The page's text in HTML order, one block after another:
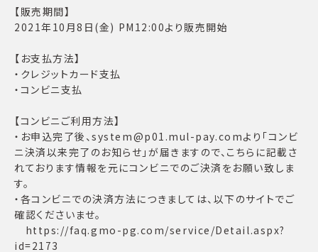
【販売期間】
2021年10月8日(金) PM12:00より販売開始
【お支払方法】
・クレジットカード支払
・コンビニ支払
【コンビニご利用方法】
・お申込完了後、system@p01.mul-pay.comより「コンビ
ニ決済以来完了のお知らせ」が届きますので、こちらに記載さ
れております情報を元にコンビニでのご決済をお願い致しま
す。
・各コンビニでの決済方法につきましては、以下のサイトでご
確認くださいませ。
https://faq.gmo-pg.com/service/Detail.aspx?
id=2173